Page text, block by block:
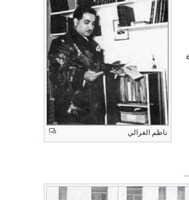
ناظم الغزالي